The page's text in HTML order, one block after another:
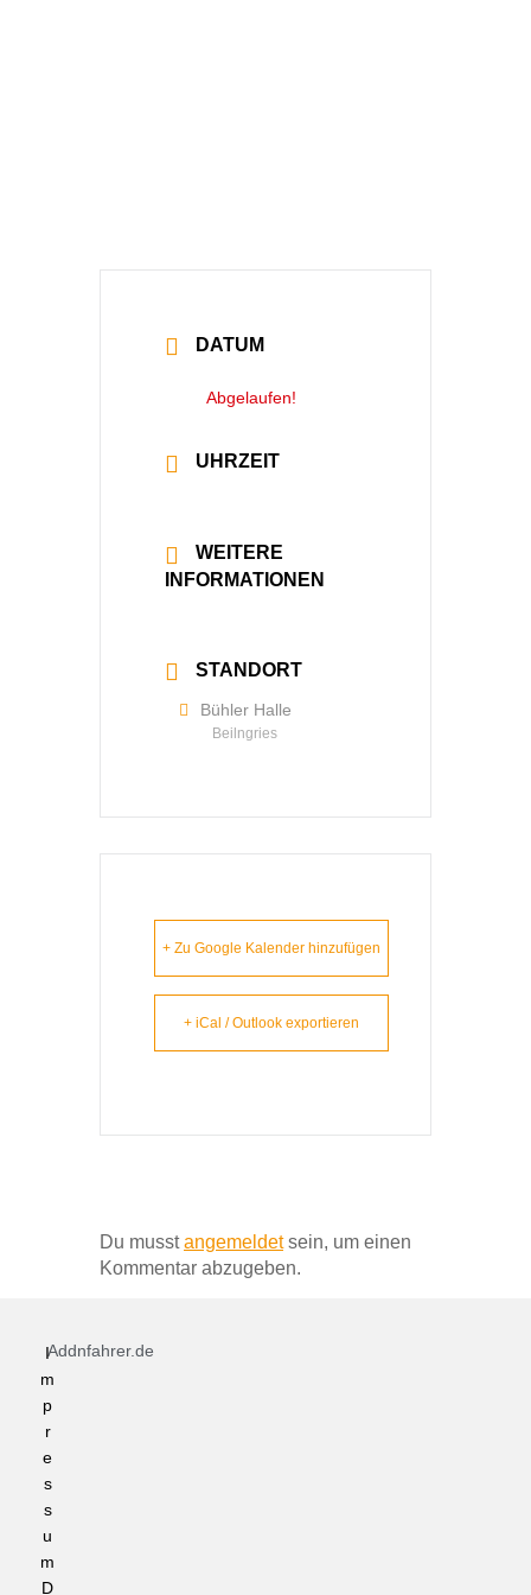
DATUM
Abgelaufen!
UHRZEIT
WEITERE
INFORMATIONEN
STANDORT
Bühler Halle
Beilngries
+ Zu Google Kalender hinzufügen
+ iCal / Outlook exportieren
Du musstangemeldetsein, um einen
Kommentar abzugeben.
Addnfahrer.de
I
m
p
r
e
s
s
u
m
D